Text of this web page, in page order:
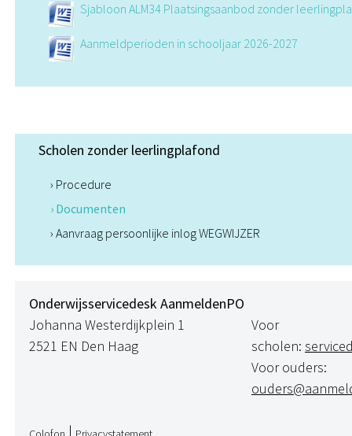
Sjabloon ALM34 Plaatsingsaanbod zonder
Aanmeldperioden in schooljaar 2026-2027
Scholen zonder leerlingplafond
› Procedure
› Documenten
› Aanvraag persoonlijke inlog WEGWIJZER
Onderwijsservicedesk AanmeldenPO
Johanna Westerdijkplein 1
2521 EN Den Haag
Voor
scholen:
Voor ouders:
|